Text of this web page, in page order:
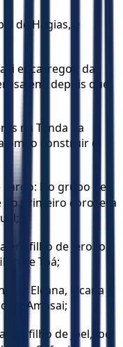
de Hagias, e
encarregou da
depois que
na Tenda da
construir o
cargo: Do grupo de
do primeiro coro, era
era filho de Jeroão,
de Toá;
de Elcana, Elcana
de Amasai;
filho de Joel, Joel